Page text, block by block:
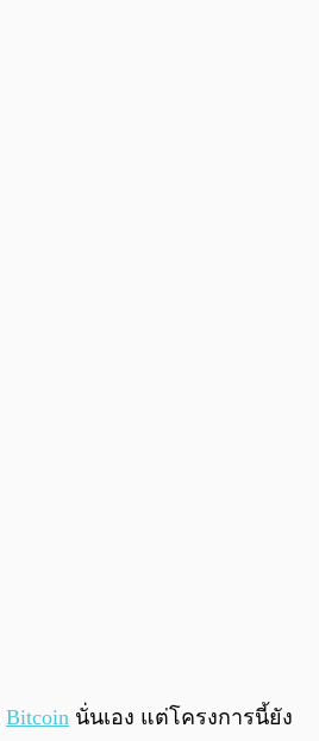
0:00/
Bitcoin นั่นเอง แต่โครงการนี้ยัง